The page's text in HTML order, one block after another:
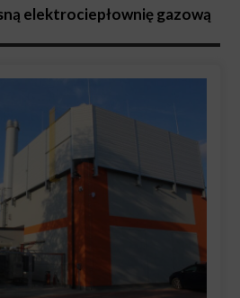
elektrociepłownię gazową